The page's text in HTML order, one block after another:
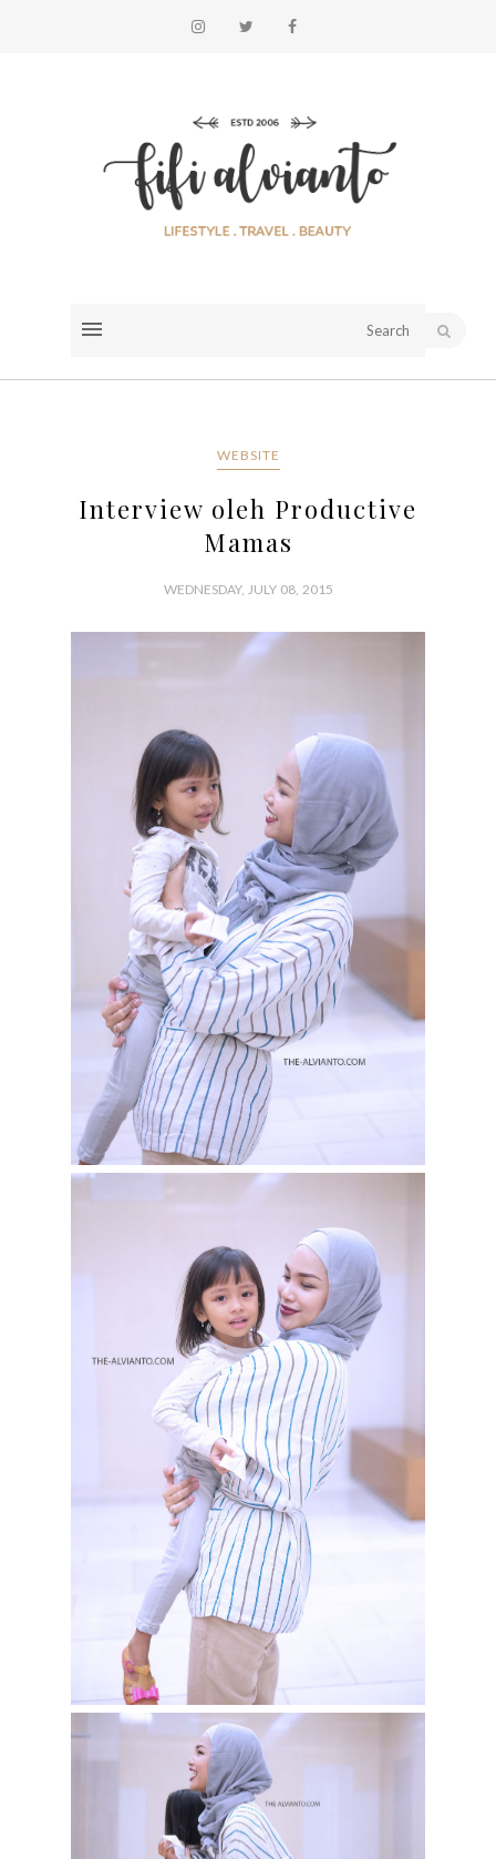
WEBSITE
Interview oleh Productive
Mamas
WEDNESDAY, JULY 08, 2015